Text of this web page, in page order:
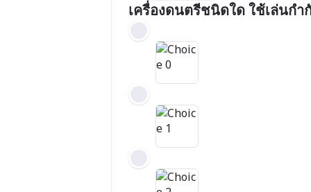
เครื่องดนตรีชนิดใด ใช้เล่นกำ